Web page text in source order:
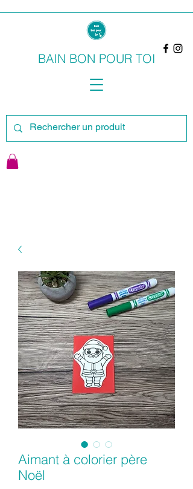
BAIN BON POUR TOI
Aimant à colorier père
Noël